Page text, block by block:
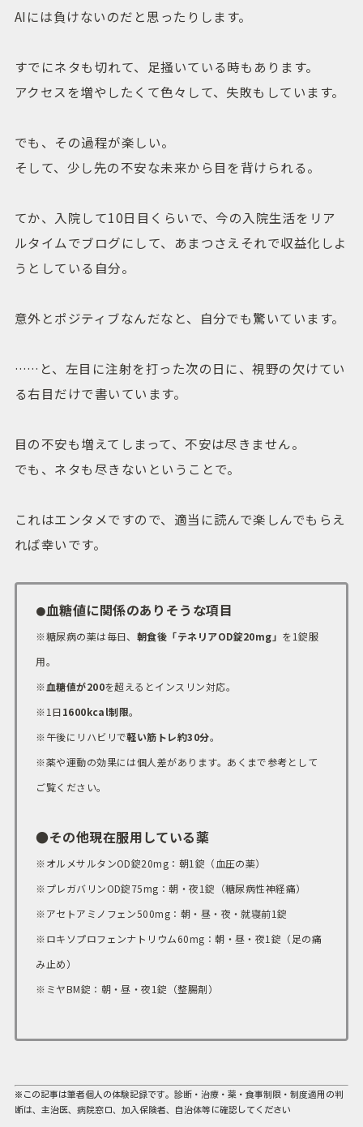
AIには負けないのだと思ったりします。
すでにネタも切れて、足掻いている時もあります。
アクセスを増やしたくて色々して、失敗もしています。
でも、その過程が楽しい。
そして、少し先の不安な未来から目を背けられる。
てか、入院して10日目くらいで、今の入院生活をリア
ルタイムでブログにして、あまつさえそれで収益化しよ
うとしている自分。
意外とポジティブなんだなと、自分でも驚いています。
……と、左目に注射を打った次の日に、視野の欠けてい
る右目だけで書いています。
目の不安も増えてしまって、不安は尽きません。
でも、ネタも尽きないということで。
これはエンタメですので、適当に読んで楽しんでもらえ
れば幸いです。
●血糖値に関係のありそうな項目
※糖尿病の薬は毎日、 朝食後「テネリアOD錠20mg」 を1錠服
用。
※血糖値が200を超えるとインスリン対応。
※1日1600kcal制限。
※午後にリハビリで軽い筋トレ約30分。
※薬や運動の効果には個人差があります。あくまで参考として
ご覧ください。
●その他現在服用している薬
※オルメサルタンOD錠20mg：朝1錠（血圧の薬）
※プレガバリンOD錠75mg：朝・夜1錠（糖尿病性神経痛）
※アセトアミノフェン500mg：朝・昼・夜・就寝前1錠
※ロキソプロフェンナトリウム60mg：朝・昼・夜1錠（足の痛
み止め）
※ミヤBM錠：朝・昼・夜1錠（整腸剤）
※この記事は筆者個人の体験記録です。診断・治療・薬・食事制限・制度適用の判
断は、主治医、病院窓口、加入保険者、自治体等に確認してください